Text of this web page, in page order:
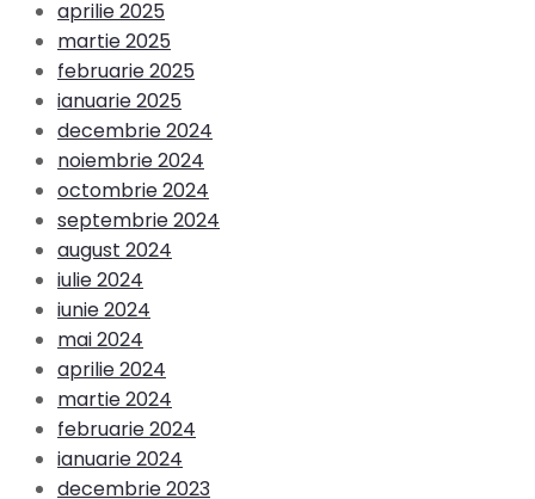
aprilie 2025
martie 2025
februarie 2025
ianuarie 2025
decembrie 2024
noiembrie 2024
octombrie 2024
septembrie 2024
august 2024
iulie 2024
iunie 2024
mai 2024
aprilie 2024
martie 2024
februarie 2024
ianuarie 2024
decembrie 2023